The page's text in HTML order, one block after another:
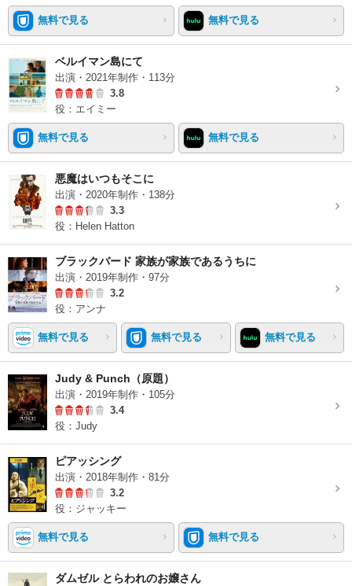
無料で見る 無料で見る
ベルイマン島にて
出演・2021年制作・113分
3.8
役：エイミー
無料で見る 無料で見る
悪魔はいつもそこに
出演・2020年制作・138分
3.3
役：Helen Hatton
ブラックバード 家族が家族であるうちに
出演・2019年制作・97分
3.2
役：アンナ
無料で見る 無料で見る 無料で見る
Judy & Punch（原題）
出演・2019年制作・105分
3.4
役：Judy
ピアッシング
出演・2018年制作・81分
3.2
役：ジャッキー
無料で見る 無料で見る
ダムゼル とらわれのお嬢さん